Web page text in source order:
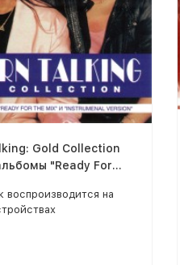
Gold Collection
"Ready For
воспроизводится на